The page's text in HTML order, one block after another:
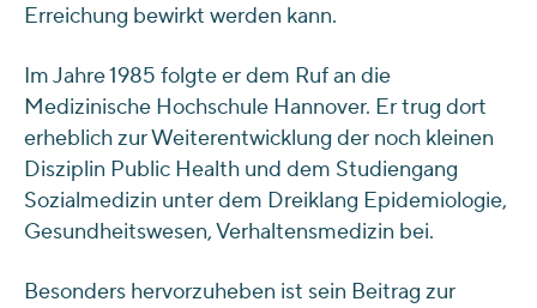
Erreichung bewirkt werden kann.
Im Jahre 1985 folgte er dem Ruf an die
Medizinische Hochschule Hannover. Er trug dort
erheblich zur Weiterentwicklung der noch kleinen
Disziplin Public Health und dem Studiengang
Sozialmedizin unter dem Dreiklang Epidemiologie,
Gesundheitswesen, Verhaltensmedizin bei.
Besonders hervorzuheben ist sein Beitrag zur